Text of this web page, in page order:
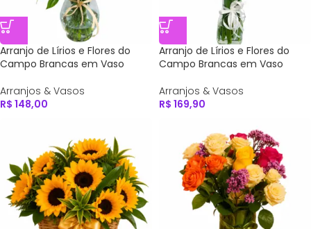
Arranjo de Lírios e Flores do
Campo Brancas em Vaso
Arranjos & Vasos
R$ 148,00
Arranjo de Lírios e Flores do
Campo Brancas em Vaso
Arranjos & Vasos
R$ 169,90